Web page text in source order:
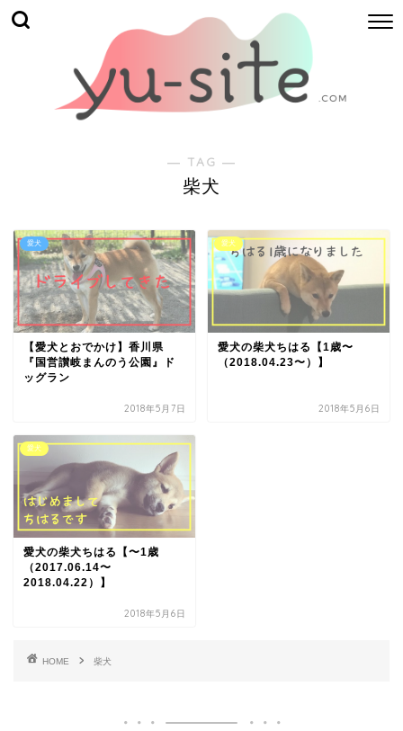
― TAG ―
柴犬
愛犬
【愛犬とおでかけ】香川県
『国営讃岐まんのう公園』ド
ッグラン
2018年5月7日
愛犬
愛犬の柴犬ちはる【1歳〜
（2018.04.23〜）】
2018年5月6日
愛犬
愛犬の柴犬ちはる【〜1歳
（2017.06.14〜
2018.04.22）】
2018年5月6日
HOME 柴犬